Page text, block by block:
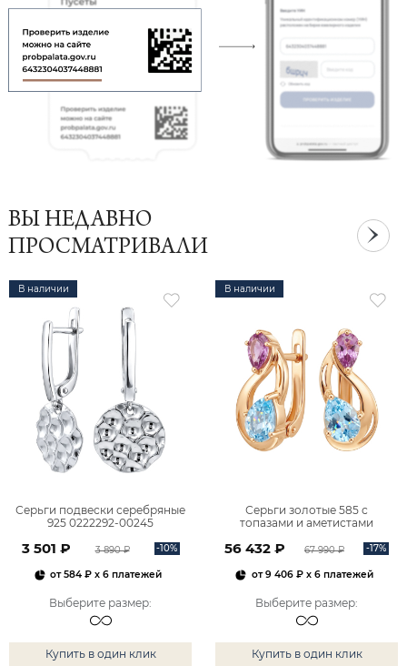
ВЫ НЕДАВНО
ПРОСМАТРИВАЛИ
В наличии
Серьги подвески серебряные
925 0222292-00245
3 501 ₽ 3 890 ₽ -10%
от584 ₽ x 6 платежей
Выберите размер:
Купить в один клик
В наличии
Серьги золотые 585 с
топазами и аметистами
56 432 ₽ 67 990 ₽ -17%
от9 406 ₽x 6 платежей
Выберите размер:
Купить в один клик